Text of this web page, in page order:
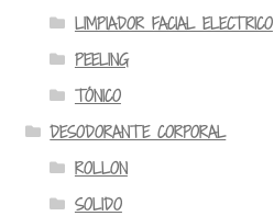
LIMPIADOR FACIAL ELECTRICO
PEELING
TÓNICO
DESODORANTE CORPORAL
ROLLON
SOLIDO